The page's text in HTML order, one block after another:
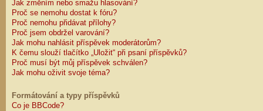
Jak změním nebo smažu hlasování?
Proč se nemohu dostat k fóru?
Proč nemohu přidávat přílohy?
Proč jsem obdržel varování?
Jak mohu nahlásit příspěvek moderátorům?
K čemu slouží tlačítko „Uložit“ při psaní příspěvků?
Proč musí být můj příspěvek schválen?
Jak mohu oživit svoje téma?
Formátování a typy příspěvků
Co je BBCode?